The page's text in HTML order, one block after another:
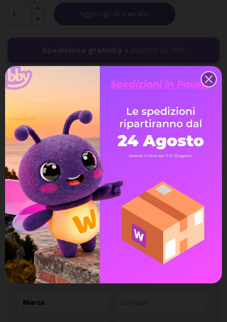
Aggiungi Al Carrello
Spedizione express veloce
Possibilità di reso e rimborso
DETTAGLI DEL PRODOTTO
Marca Contact